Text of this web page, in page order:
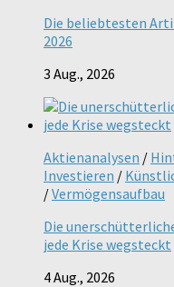
Die beliebtesten
2026
3 Aug., 2026
Aktienanalysen /
Investieren /
/Vermögensaufbau
Die
jede Krise wegsteckt
4 Aug., 2026